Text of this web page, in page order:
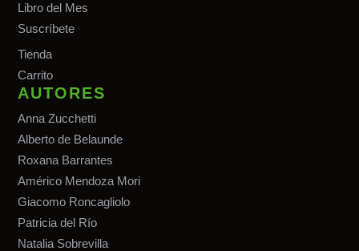
Libro del Mes
Suscríbete
Tienda
Carrito
AUTORES
Anna Zucchetti
Alberto de Belaunde
Roxana Barrantes
Américo Mendoza Mori
Giacomo Roncagliolo
Patricia del Río
Natalia Sobrevilla